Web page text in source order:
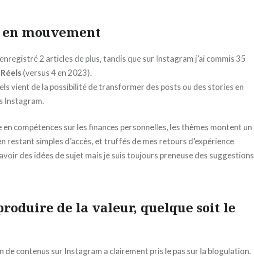
en mouvement
2 articles de plus, tandis que sur Instagram j’ai commis 35
(versus 4 en 2023).
vient de la possibilité de transformer des posts ou des stories en
Instagram.
en compétences sur les finances personnelles, les thèmes montent un
restant simples d’accès, et truffés de mes retours d’expérience
des idées de sujet mais je suis toujours preneuse des suggestions
de la valeur, quelque soit le
de contenus sur Instagram a clairement pris le pas sur la blogulation.